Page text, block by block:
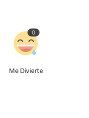
0
Me Divierte